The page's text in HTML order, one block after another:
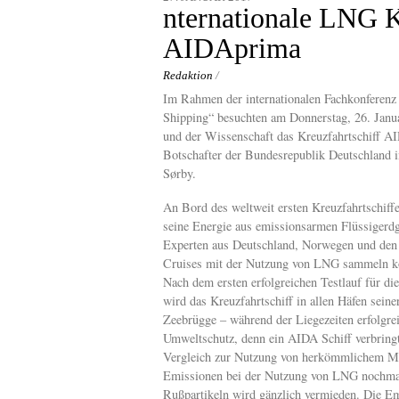
nternationale LNG
AIDAprima
Redaktion /
Im Rahmen der internationalen
Shipping“ besuchten am Donnerstag, 26.
und der Wissenschaft das Kreuzfahrtschiff
Botschafter der Bundesrepublik
Sørby.
An Bord des weltweit ersten
seine Energie aus emissionsarmen
Experten aus Deutschland, Norwegen und
Cruises mit der Nutzung von LNG sammeln
Nach dem ersten erfolgreichen Testlauf für
wird das Kreuzfahrtschiff in allen Häfen
Zeebrügge – während der Liegezeiten
Umweltschutz, denn ein AIDA Schiff
Vergleich zur Nutzung von herkömmlichem
Emissionen bei der Nutzung von LNG
Rußpartikeln wird gänzlich vermieden. Die